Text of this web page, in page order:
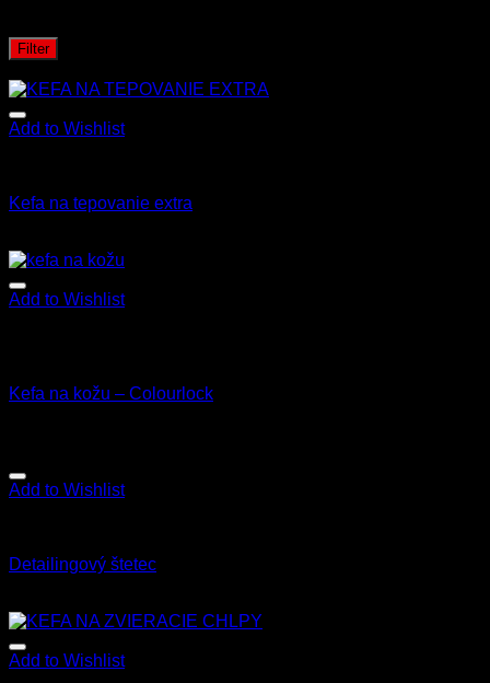
Filter
Add to Wishlist
Kefa na tepovanie extra
Add to Wishlist
Kefa na kožu – Colourlock
Add to Wishlist
Detailingový štetec
Add to Wishlist